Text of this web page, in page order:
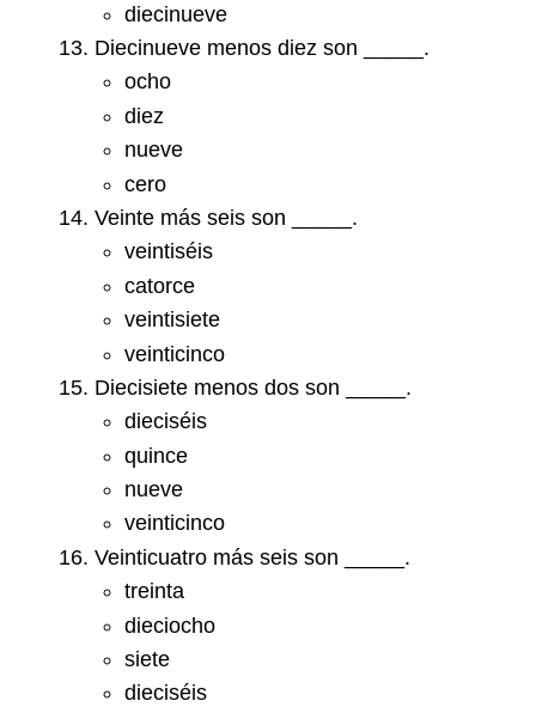
diecinueve
Diecinueve menos diez son _____.
ocho
diez
nueve
cero
Veinte más seis son _____.
veintiséis
catorce
veintisiete
veinticinco
Diecisiete menos dos son _____.
dieciséis
quince
nueve
veinticinco
Veinticuatro más seis son _____.
treinta
dieciocho
siete
dieciséis